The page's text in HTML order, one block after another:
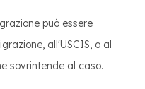
può essere
all'USCIS, o al
sovrintende al caso.